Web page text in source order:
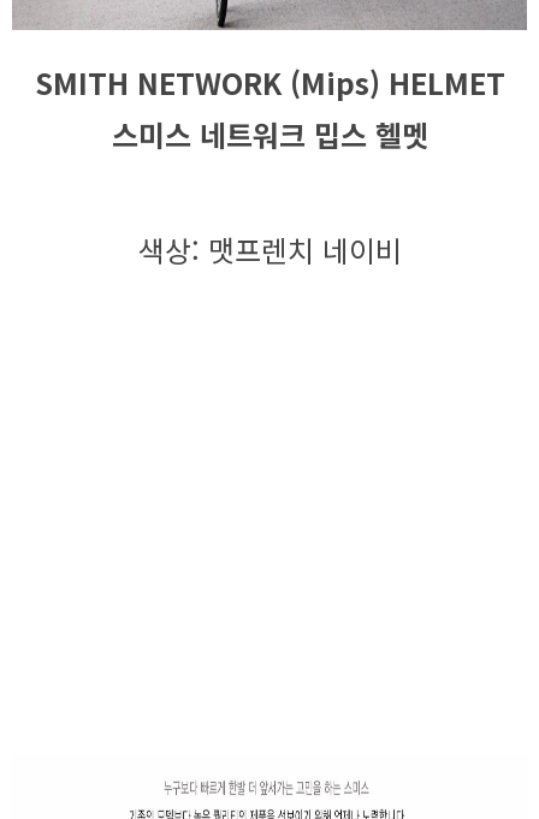
SMITH NETWORK (Mips) HELMET
스미스 네트워크 밉스 헬멧
색상: 맷프렌치 네이비